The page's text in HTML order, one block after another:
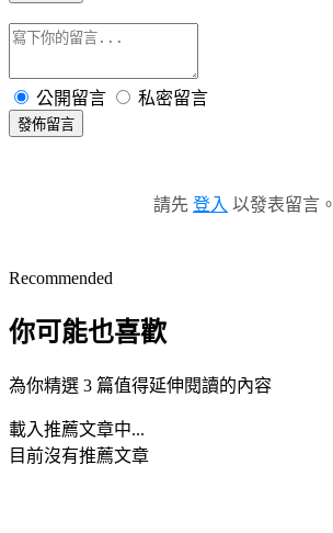
公開留言 私密留言
發佈留言
請先 登入 以發表留言。
Recommended
你可能也喜歡
為你精選 3 篇值得延伸閱讀的內容
載入推薦文章中...
目前沒有推薦文章